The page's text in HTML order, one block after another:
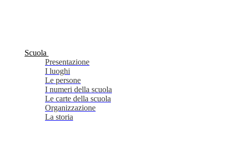
Scuola
Presentazione
I luoghi
Le persone
I numeri della scuola
Le carte della scuola
Organizzazione
La storia